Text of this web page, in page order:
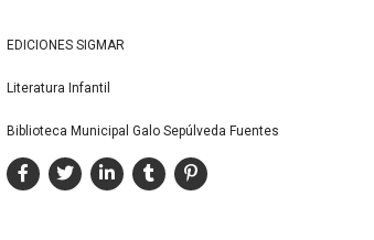
EDICIONES SIGMAR
Literatura Infantil
Biblioteca Municipal Galo Sepúlveda Fuentes